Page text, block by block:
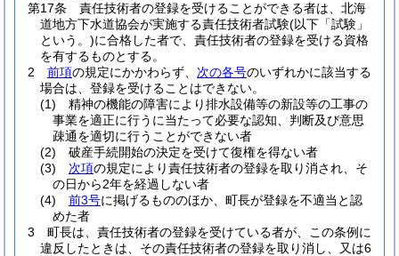
第17条
責任技術者の登録を受けることができる者は、北海
道地方下水道協会が実施する責任技術者試験(以下「試験」
という。)に合格した者で、責任技術者の登録を受ける資格
を有するものとする。
2
前項の規定にかかわらず、 次の各号のいずれかに該当する
場合は、登録を受けることはできない。
(1)
精神の機能の障害により排水設備等の新設等の工事の
事業を適正に行うに当たって必要な認知、判断及び意思
疎通を適切に行うことができない者
(2)
破産手続開始の決定を受けて復権を得ない者
(3)
次項の規定により責任技術者の登録を取り消され、そ
の日から2年を経過しない者
(4)
前3号に掲げるもののほか、町長が登録を不適当と認
めた者
3
町長は、責任技術者の登録を受けている者が、この条例に
違反したときは、その責任技術者の登録を取り消し、又は6